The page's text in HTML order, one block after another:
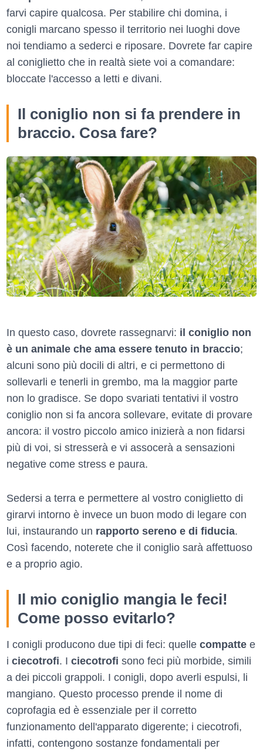
farvi capire qualcosa. Per stabilire chi domina, i
conigli marcano spesso il territorio nei luoghi dove
noi tendiamo a sederci e riposare. Dovrete far capire
al coniglietto che in realtà siete voi a comandare:
bloccate l'accesso a letti e divani.
Il coniglio non si fa prendere in
braccio. Cosa fare?
In questo caso, dovrete rassegnarvi: il coniglio non
è un animale che ama essere tenuto in braccio;
alcuni sono più docili di altri, e ci permettono di
sollevarli e tenerli in grembo, ma la maggior parte
non lo gradisce. Se dopo svariati tentativi il vostro
coniglio non si fa ancora sollevare, evitate di provare
ancora: il vostro piccolo amico inizierà a non fidarsi
più di voi, si stresserà e vi assocerà a sensazioni
negative come stress e paura.
Sedersi a terra e permettere al vostro coniglietto di
girarvi intorno è invece un buon modo di legare con
lui, instaurando un rapporto sereno e di fiducia.
Così facendo, noterete che il coniglio sarà affettuoso
e a proprio agio.
Il mio coniglio mangia le feci!
Come posso evitarlo?
I conigli producono due tipi di feci: quelle compatte e
i ciecotrofi. I ciecotrofi sono feci più morbide, simili
a dei piccoli grappoli. I conigli, dopo averli espulsi, li
mangiano. Questo processo prende il nome di
coprofagia ed è essenziale per il corretto
funzionamento dell'apparato digerente; i ciecotrofi,
infatti, contengono sostanze fondamentali per